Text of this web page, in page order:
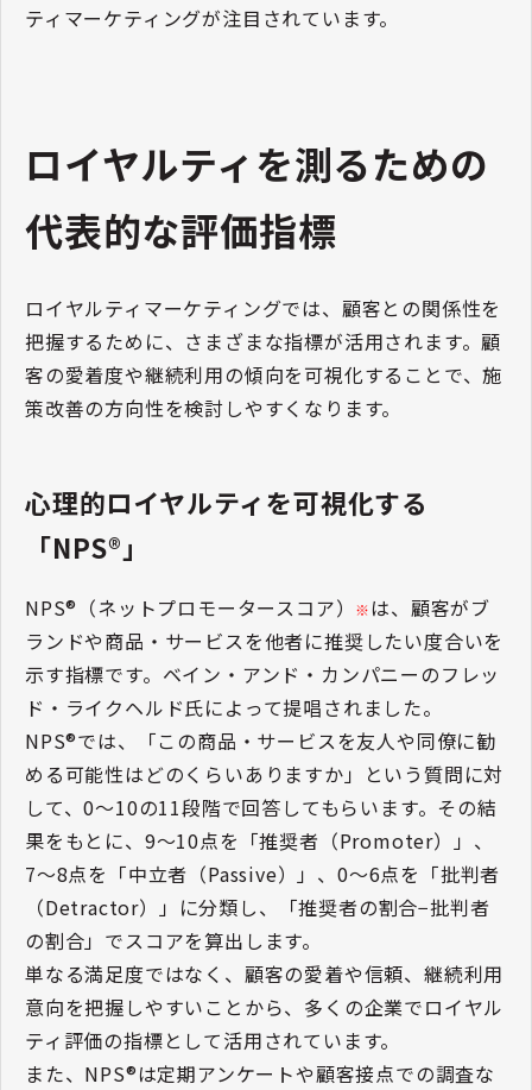
ティマーケティングが注目されています。
ロイヤルティを測るための
代表的な評価指標
ロイヤルティマーケティングでは、顧客との関係性を
把握するために、さまざまな指標が活用されます。顧
客の愛着度や継続利用の傾向を可視化することで、施
策改善の方向性を検討しやすくなります。
心理的ロイヤルティを可視化する
「NPS®」
NPS®（ネットプロモータースコア） ※は、顧客がブ
ランドや商品・サービスを他者に推奨したい度合いを
示す指標です。ベイン・アンド・カンパニーのフレッ
ド・ライクヘルド氏によって提唱されました。
NPS®では、「この商品・サービスを友人や同僚に勧
める可能性はどのくらいありますか」という質問に対
して、0〜10の11段階で回答してもらいます。その結
果をもとに、9〜10点を「推奨者（Promoter）」、
7〜8点を「中立者（Passive）」、0〜6点を「批判者
（Detractor）」に分類し、「推奨者の割合−批判者
の割合」でスコアを算出します。
単なる満足度ではなく、顧客の愛着や信頼、継続利用
意向を把握しやすいことから、多くの企業でロイヤル
ティ評価の指標として活用されています。
また、NPS®は定期アンケートや顧客接点での調査な